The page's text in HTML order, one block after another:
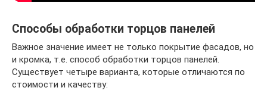
Способы обработки торцов панелей
Важное значение имеет не только покрытие фасадов, но
и кромка, т.е. способ обработки торцов панелей.
Существует четыре варианта, которые отличаются по
стоимости и качеству: